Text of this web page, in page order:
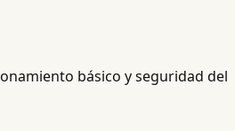
básico y seguridad del